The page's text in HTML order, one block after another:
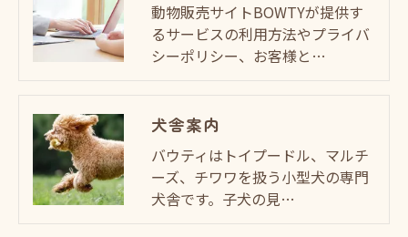
動物販売サイトBOWTYが提供す
るサービスの利用方法やプライバ
シーポリシー、お客様と…
犬舎案内
バウティはトイプードル、マルチ
ーズ、チワワを扱う小型犬の専門
犬舎です。子犬の見…